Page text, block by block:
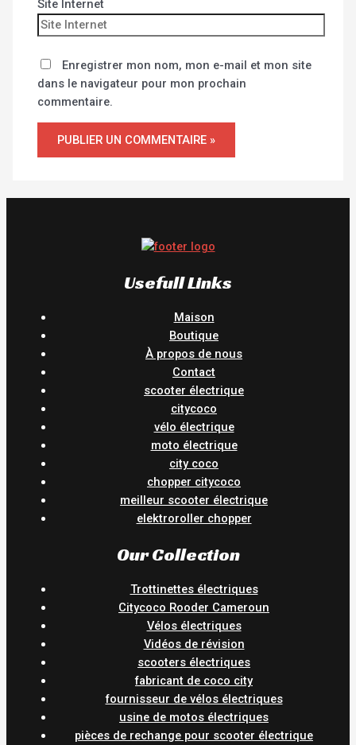
Site Internet
Enregistrer mon nom, mon e-mail et mon site
dans le navigateur pour mon prochain
commentaire.
Usefull Links
Maison
Boutique
À propos de nous
Contact
scooter électrique
citycoco
vélo électrique
moto électrique
city coco
chopper citycoco
meilleur scooter électrique
elektroroller chopper
Our Collection
Trottinettes électriques
Citycoco Rooder Cameroun
Vélos électriques
Vidéos de révision
scooters électriques
fabricant de coco city
fournisseur de vélos électriques
usine de motos électriques
pièces de rechange pour scooter électrique